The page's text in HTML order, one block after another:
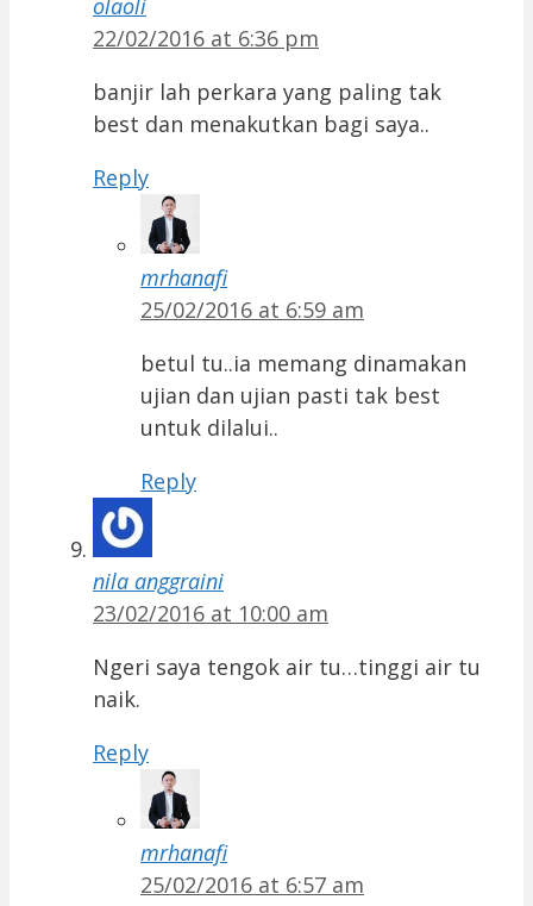
olaoli
22/02/2016 at 6:36 pm
banjir lah perkara yang paling tak
best dan menakutkan bagi saya..
Reply
mrhanafi
25/02/2016 at 6:59 am
betul tu..ia memang dinamakan
ujian dan ujian pasti tak best
untuk dilalui..
Reply
nila anggraini
23/02/2016 at 10:00 am
Ngeri saya tengok air tu…tinggi air tu
naik.
Reply
mrhanafi
25/02/2016 at 6:57 am